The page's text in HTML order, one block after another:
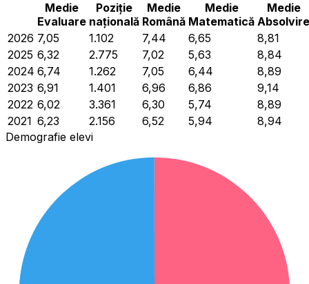
Medie
Evaluare
Poziție
națională
Medie
Română
Medie
Matematică
Medie
Absolvire
2026 7,05 1.102 7,44 6,65
8,81
2025 6,32 2.775 7,02 5,63
8,84
2024 6,74 1.262 7,05 6,44
8,89
2023 6,91 1.401 6,96 6,86
9,14
2022 6,02 3.361 6,30 5,74
8,89
2021 6,23 2.156 6,52 5,94
8,94
Demografie elevi